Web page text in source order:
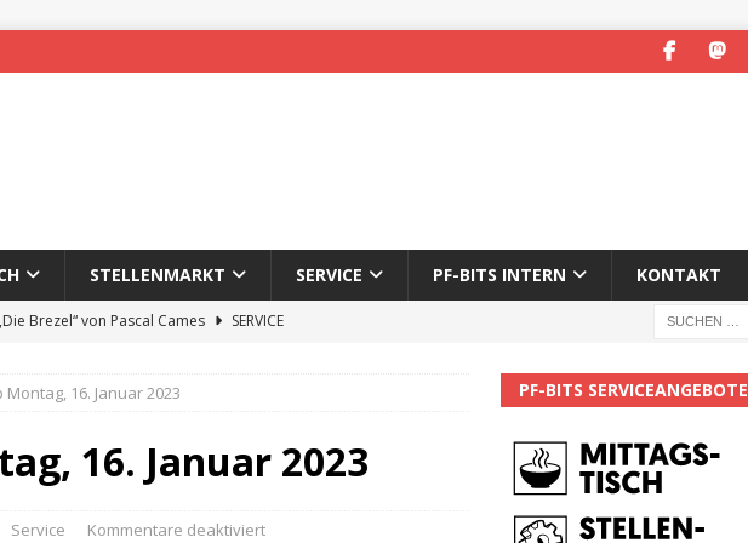
STELLENMARKT SERVICE PF-BITS INTERN KONTAKT
Brezel“ von Pascal Cames
SERVICE
des 65. Fasnetsumzugs Dillweißenstein
We’ll be back.
PF-BITS INTERN
Der Mann hinter PF-Bits lebt nicht mehr
16. Januar 2023
16. Januar 2023
Service Kommentare deaktiviert
PF-BITS SERVICEANGEBOTE